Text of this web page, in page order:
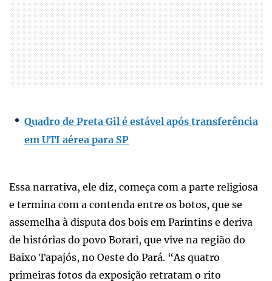
Quadro de Preta Gil é estável após transferência
em UTI aérea para SP
Essa narrativa, ele diz, começa com a parte religiosa
e termina com a contenda entre os botos, que se
assemelha à disputa dos bois em Parintins e deriva
de histórias do povo Borari, que vive na região do
Baixo Tapajós, no Oeste do Pará. “As quatro
primeiras fotos da exposição retratam o rito